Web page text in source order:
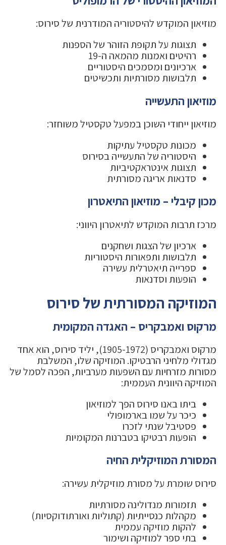
מוזיאון המוקדש להיסטוריה המודרנית של סירוס:
תצוגות על תקופת הזוהר של הספנות
רהיטים ואמנות מהמאה ה-19
ארכיונים ומסמכים היסטוריים
תלבושות מסורתיות ותכשיטים
מוזיאון התעשייה
מוזיאון ייחודי השוכן במפעל טקסטיל משוחזר:
מכונות טקסטיל עתיקות
היסטוריה של התעשייה בסירוס
תצוגות אינטראקטיביות
סדנאות אריגה מסורתית
מכון קיבלי – מוזיאון התיאטרון
מרכז תרבות המוקדש לתיאטרון היווני:
ארכיון של הצגות ושחקנים
תלבושות ותפאורות היסטוריות
ספרייה תיאטרלית עשירה
הופעות וסדנאות
המוזיקה המסורתית של סירוס
מרקוס ואמבקריס – האגדה המקומית
מרקוס ואמבקריס (1905-1972), יליד סירוס, הוא אחד
מגדולי מלחיני הרבטיקו. המוזיקה שלו, המשלבת
מסורות מזרחיות עם השפעות מערביות, הפכה לסמל של
המוזיקה היוונית העממית:
ביתו באנו סירוס הפך למוזיאון
כיכר על שמו בארמופולי
פסטיבל שנתי לזכרו
הופעות רבטיקו בטברנות המקומיות
המסורת המוזיקלית החיה
סירוס שומרת על מסורת מוזיקלית עשירה:
תזמורות מנדולינה מסורתיות
מקהלות כנסייתיות (קתוליות ואורתודוקסיות)
להקות מוזיקה עממית
בתי ספר למוזיקה ושימור